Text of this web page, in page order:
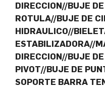
DIRECCION//BUJE
ROTULA//BUJE DE
HIDRAULICO//
ESTABILIZADORA//
DIRECCION//BUJE
PIVOT//BUJE DE
SOPORTE BARRA